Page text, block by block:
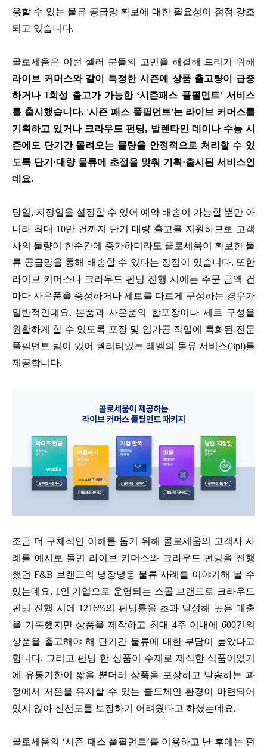
응할 수 있는 물류 공급망 확보에 대한 필요성이 점점 강조
되고 있습니다.
콜로세움은 이런 셀러 분들의 고민을 해결해 드리기 위해
라이브 커머스와 같이 특정한 시즌에 상품 출고량이 급증
하거나 1회성 출고가 가능한 ‘시즌패스 풀필먼트’ 서비스
를 출시했습니다. '시즌 패스 풀필먼트'는 라이브 커머스를
기획하고 있거나 크라우드 펀딩, 발렌타인 데이나 수능 시
즌에도 단기간 몰려오는 물량을 안정적으로 처리할 수 있
도록 단기·대량 물류에 초점을 맞춰 기획·출시된 서비스인
데요.
당일, 지정일을 설정할 수 있어 예약 배송이 가능할 뿐만 아
니라 최대 10만 건까지 단기 대량 출고를 지원하므로 고객
사의 물량이 한순간에 증가하더라도 콜로세움이 확보한 물
류 공급망을 통해 배송할 수 있다는 장점이 있습니다. 또한
라이브 커머스나 크라우드 펀딩 진행 시에는 주문 금액 건
마다 사은품을 증정하거나 세트를 다르게 구성하는 경우가
일반적인데요. 본품과 사은품의 합포장이나 세트 구성을
원활하게 할 수 있도록 포장 및 임가공 작업에 특화된 전문
풀필먼트 팀이 있어 퀄리티있는 레벨의 물류 서비스(3pl)를
제공합니다.
조금 더 구체적인 이해를 돕기 위해 콜로세움의 고객사 사
례를 예시로 들면 라이브 커머스와 크라우드 펀딩을 진행
했던 F&B 브랜드의 냉장냉동 물류 사례를 이야기해 볼 수
있는데요. 1인 기업으로 운영되는 스몰 브랜드로 크라우드
펀딩 진행 시에 1216%의 펀딩률을 초과 달성해 높은 매출
을 기록했지만 상품을 제작하고 최대 4주 이내에 600건의
상품을 출고해야 해 단기간 물류에 대한 부담이 높았다고
합니다. 그리고 펀딩 한 상품이 수제로 제작한 식품이었기
에 유통기한이 짧을 뿐더러 상품을 포장하고 발송하는 과
정에서 저온을 유지할 수 있는 콜드체인 환경이 마련되어
있지 않아 신선도를 보장하기 어려웠다고 하셨는데요.
콜로세움의 ‘시즌 패스 풀필먼트’를 이용하고 난 후에는 펀